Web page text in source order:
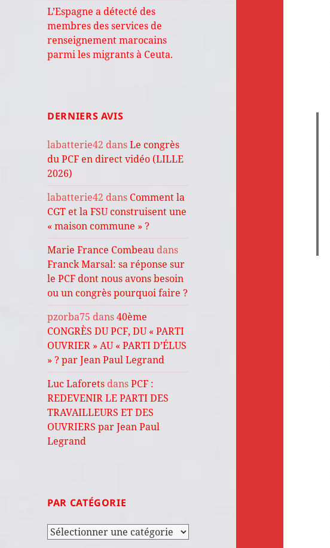
L’Espagne a détecté des
membres des services de
renseignement marocains
parmi les migrants à Ceuta.
DERNIERS AVIS
labatterie42 dansLe congrès
du PCF en direct vidéo (LILLE
2026)
labatterie42 dans Comment la
CGT et la FSU construisent une
« maison commune » ?
Marie France Combeau dans
Franck Marsal: sa réponse sur
le PCF dont nous avons besoin
ou un congrès pourquoi faire ?
pzorba75 dans40ème
CONGRÈS DU PCF, DU « PARTI
OUVRIER » AU « PARTI D’ÉLUS
» ? par Jean Paul Legrand
Luc Laforets dansPCF :
REDEVENIR LE PARTI DES
TRAVAILLEURS ET DES
OUVRIERS par Jean Paul
Legrand
PAR CATÉGORIE
Par